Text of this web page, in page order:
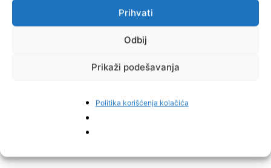
Prihvati
Odbij
Prikaži podešavanja
Politika korišćenja kolačića